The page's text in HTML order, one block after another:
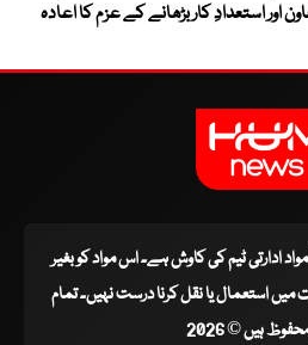
اور استعدادِ کار بڑھانے کے عزم کا اعادہ
مواد ادارتی ٹیم کی کاوش ہے۔ اس مواد کو بغیر
استعمال یا نقل کرنا درست نہیں۔ تمام
ہیں © 2026